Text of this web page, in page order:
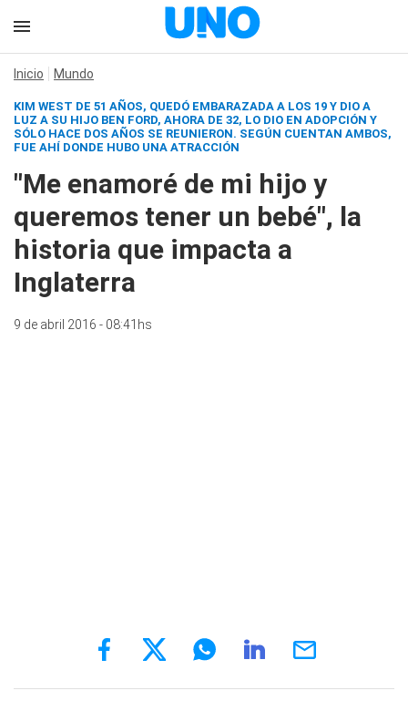
Inicio Mundo
KIM WEST DE 51 AÑOS, QUEDÓ EMBARAZADA A LOS 19 Y DIO A
LUZ A SU HIJO BEN FORD, AHORA DE 32, LO DIO EN ADOPCIÓN Y
SÓLO HACE DOS AÑOS SE REUNIERON. SEGÚN CUENTAN AMBOS,
FUE AHÍ DONDE HUBO UNA ATRACCIÓN
"Me enamoré de mi hijo y
queremos tener un bebé", la
historia que impacta a
Inglaterra
9 de abril 2016 - 08:41hs